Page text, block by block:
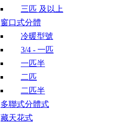
三匹 及以上
窗口式分體
冷暖型號
3/4 - 一匹
一匹半
二匹
二匹半
多聯式分體式
藏天花式